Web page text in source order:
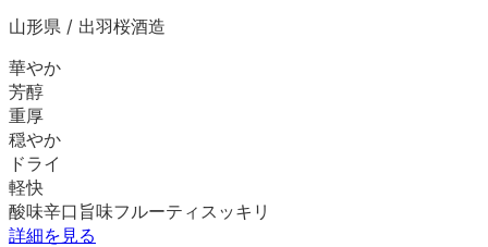
山形県 / 出羽桜酒造
華やか
芳醇
重厚
穏やか
ドライ
軽快
酸味辛口 旨味フルーティ スッキリ
詳細を見る